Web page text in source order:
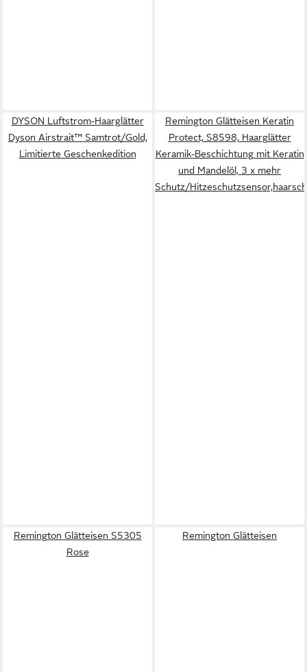
DYSON Luftstrom-Haarglätter
Dyson Airstrait™ Samtrot/Gold,
Limitierte Geschenkedition
Remington Glätteisen Keratin
Protect, S8598, Haarglätter
Keramik-Beschichtung mit Keratin
und Mandelöl, 3 x mehr
Schutz/
Remington Glätteisen S5305
Rose
Remington Glätteisen